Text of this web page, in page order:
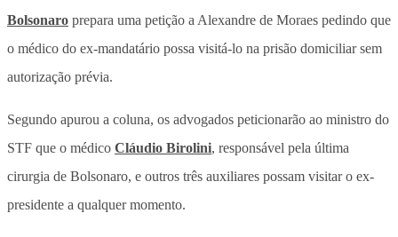
Bolsonaro prepara uma petição a Alexandre de Moraes pedindo que
o médico do ex-mandatário possa visitá-lo na prisão domiciliar sem
autorização prévia.
Segundo apurou a coluna, os advogados peticionarão ao ministro do
STF que o médico Cláudio Birolini, responsável pela última
cirurgia de Bolsonaro, e outros três auxiliares possam visitar o ex-
presidente a qualquer momento.